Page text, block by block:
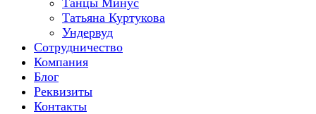
Танцы Минус
Татьяна Куртукова
Ундервуд
Сотрудничество
Компания
Блог
Реквизиты
Контакты